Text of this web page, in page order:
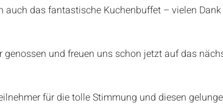
das fantastische Kuchenbuffet – vielen
und freuen uns schon jetzt auf das
für die tolle Stimmung und diesen